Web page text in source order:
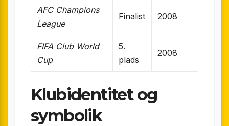
AFC Champions
League
Finalist 2008
FIFA Club World
Cup
5.
plads
2008
Klubidentitet og
symbolik